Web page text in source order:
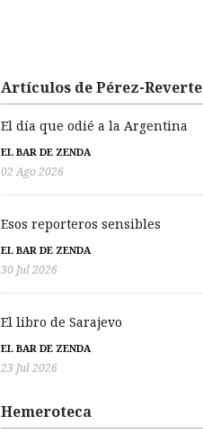
Artículos de Pérez-Reverte
El día que odié a la Argentina
EL BAR DE ZENDA
02 Ago 2026
Esos reporteros sensibles
EL BAR DE ZENDA
30 Jul 2026
El libro de Sarajevo
EL BAR DE ZENDA
23 Jul 2026
Hemeroteca